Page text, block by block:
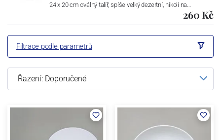
24 x 20 cm oválný talíř, spíše velký dezertní, nikoli na…
260 Kč
Filtrace podle parametrů